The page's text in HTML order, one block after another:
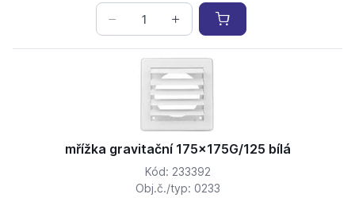
mřížka gravitační 175x175G/125 bílá
Kód: 233392
Obj.č./typ: 0233